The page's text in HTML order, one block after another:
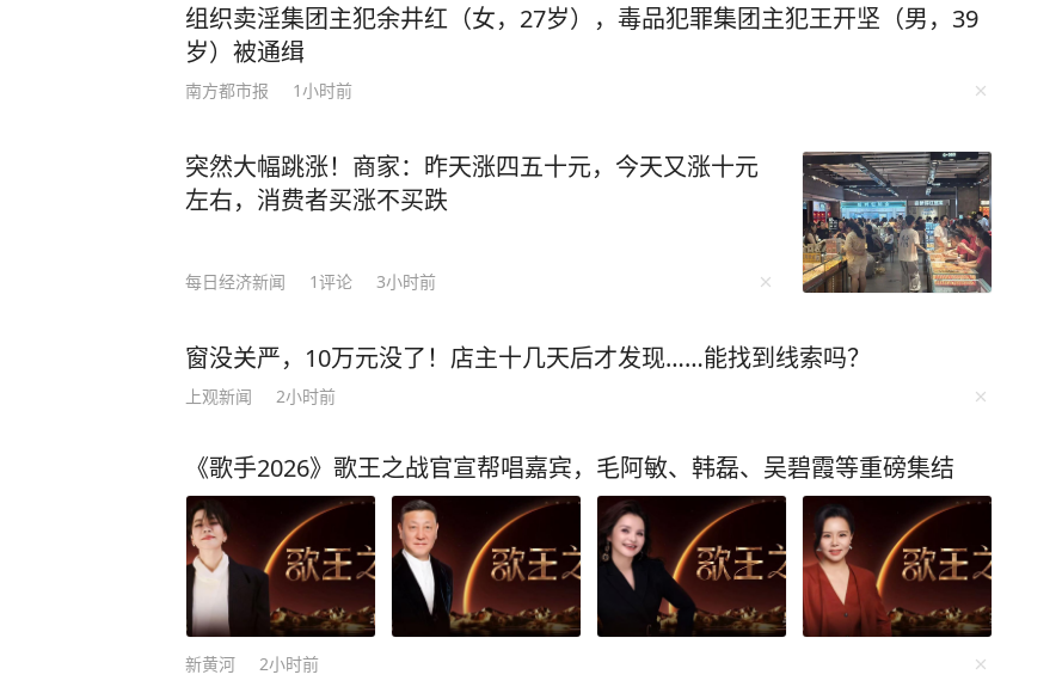
组织卖淫集团主犯余井红（女，27岁），毒品犯罪集团主犯王开坚（男，39
岁）被通缉
南方都市报 1小时前
突然大幅跳涨！商家：昨天涨四五十元，今天又涨十元
左右，消费者买涨不买跌
每日经济新闻 1评论 3小时前
窗没关严，10万元没了！店主十几天后才发现……能找到线索吗？
上观新闻 2小时前
《歌手2026》歌王之战官宣帮唱嘉宾，毛阿敏、韩磊、吴碧霞等重磅集结
新黄河 2小时前